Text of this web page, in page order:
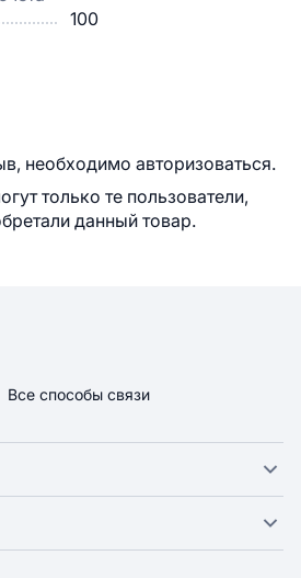
100
необходимо авторизоваться.
только те пользователи,
данный товар.
Все способы связи